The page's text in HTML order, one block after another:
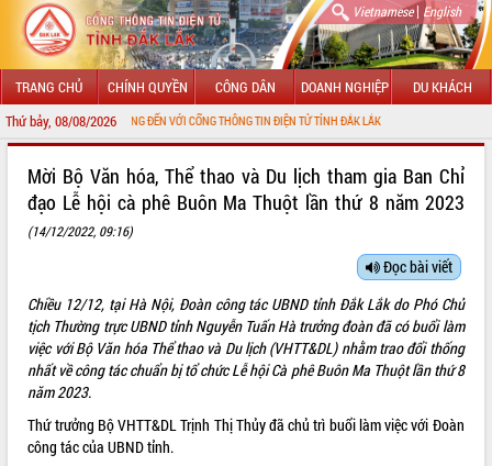
Vietnamese| English
TRANG CHỦ CHÍNH QUYỀN CÔNG DÂN DOANH NGHIỆP DU KHÁCH
Thứ bảy, 08/08/2026
CHÀO MỪNG ĐẾN VỚI CỔNG THÔNG TIN ĐIỆN TỬ TỈNH ĐẮK LẮK
LÃNH ĐẠO UBND TỈNH
SỞ, BAN, NGÀNH
UBND CÁC XÃ, PHƯỜNG
THÔNG TIN CHỈ ĐẠO ĐIỀU HÀNH
HỆ THỐNG VĂN BẢN
Mời Bộ Văn hóa, Thể thao và Du lịch tham gia Ban Chỉ
đạo Lễ hội cà phê Buôn Ma Thuột lần thứ 8 năm 2023
(14/12/2022, 09:16)
Đọc bài viết
Chiều 12/12, tại Hà Nội, Đoàn công tác UBND tỉnh Đắk Lắk do Phó Chủ
tịch Thường trực UBND tỉnh Nguyễn Tuấn Hà trưởng đoàn đã có buổi làm
việc với Bộ Văn hóa Thể thao và Du lịch (VHTT&DL) nhằm trao đổi thống
nhất về công tác chuẩn bị tổ chức Lễ hội Cà phê Buôn Ma Thuột lần thứ 8
năm 2023.
Thứ trưởng Bộ VHTT&DL Trịnh Thị Thủy đã chủ trì buổi làm việc với Đoàn
công tác của UBND tỉnh.